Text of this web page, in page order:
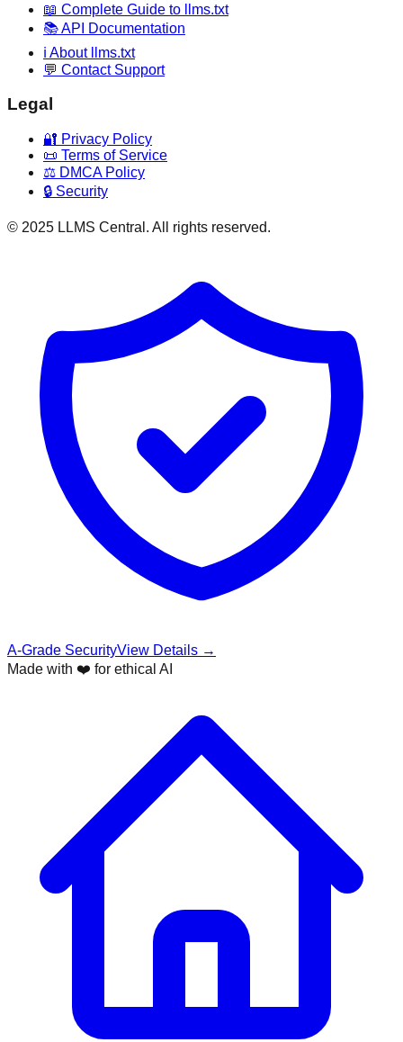
📖 Complete Guide to llms.txt
📚 API Documentation
ℹ️ About llms.txt
💬 Contact Support
Legal
🔐 Privacy Policy
📜 Terms of Service
⚖️ DMCA Policy
🔒 Security
© 2025 LLMS Central. All rights reserved.
A-Grade SecurityView Details →
Made with ❤️ for ethical AI